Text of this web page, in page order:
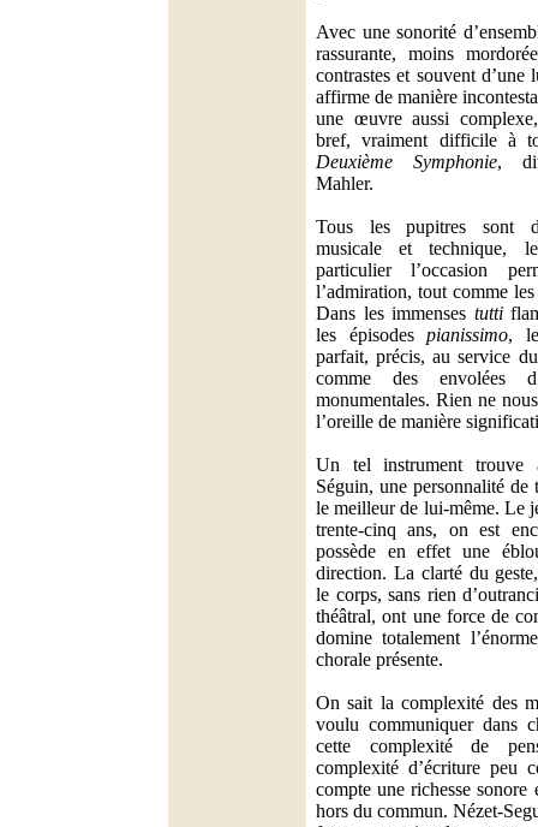
Avec une sonorité
rassurante, moins
contrastes et souvent
affirme de manière
une œuvre aussi
bref, vraiment difficile à
Deuxième Symphonie,
Mahler.
Tous les pupitres sont
musicale et technique,
particulier l’occasion
l’admiration, tout comme
Dans les immenses tutti
les épisodespianissimo,
parfait, précis, au service
comme des envolées
monumentales. Rien ne
l’oreille de manière
Un tel instrument trouve
Séguin, une personnalité
le meilleur de lui-même. Le
trente-cinq ans, on est
possède en effet une
direction. La clarté du
le corps, sans rien
théâtral, ont une force de
domine totalement
chorale présente.
On sait la complexité des
voulu communiquer dans
cette complexité de
complexité d’écriture peu
compte une richesse sonore
hors du commun. Nézet-